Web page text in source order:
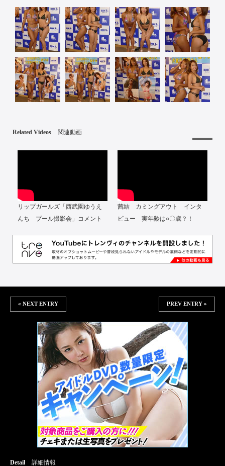
Related Videos 関連動画
リップガールズ「西武園ゆうえ
んち プール撮影会」コメント
茜結 カミングアウト インタ
ビュー 実年齢は○〇歳？！
« NEXT ENTRY PREV ENTRY »
Detail 詳細情報